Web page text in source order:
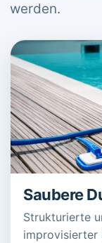
werden.
Saubere
Strukturierte
improvisierter